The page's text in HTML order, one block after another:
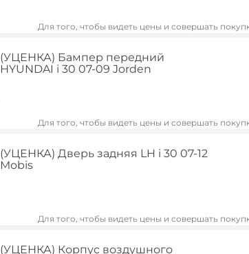
Для того, чтобы видеть цены и совершать
(УЦЕНКА) Бампер передний
HYUNDAI i 30 07-09 Jorden
Для того, чтобы видеть цены и совершать
(УЦЕНКА) Дверь задняя LH i 30 07-12
Mobis
Для того, чтобы видеть цены и совершать
(УЦЕНКА) Корпус воздушного